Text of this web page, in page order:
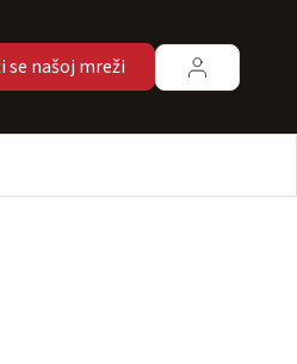
se našoj mreži